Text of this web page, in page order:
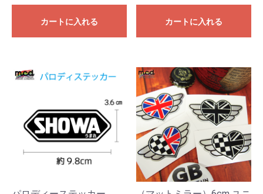
カートに入れる カートに入れる